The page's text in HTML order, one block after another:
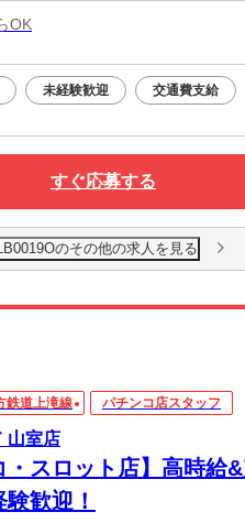
OK
未経験歓迎 交通費支給
すぐ応募する
のその他の求人を見る
鉄道上滝線 パチンコ店スタッフ
山室店
・スロット店】高時給
歓迎！